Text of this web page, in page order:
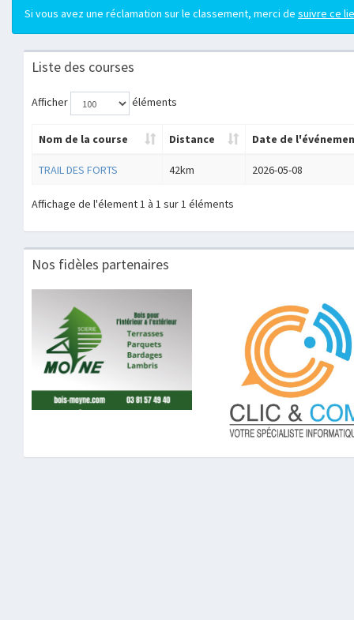
Si vous avez une réclamation sur le classement, merci de suivre ce
Liste des courses
Afficher éléments
Nom de la course Distance Date de
TRAIL DES FORTS 42km 2026-05-08
Affichage de l'élement 1 à 1 sur 1 éléments
Nos fidèles partenaires